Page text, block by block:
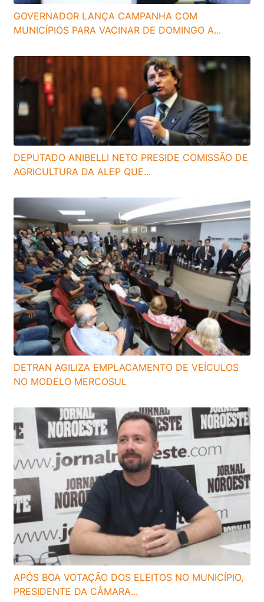
GOVERNADOR LANÇA CAMPANHA COM
MUNICÍPIOS PARA VACINAR DE DOMINGO A...
DEPUTADO ANIBELLI NETO PRESIDE COMISSÃO DE
AGRICULTURA DA ALEP QUE...
DETRAN AGILIZA EMPLACAMENTO DE VEÍCULOS
NO MODELO MERCOSUL
APÓS BOA VOTAÇÃO DOS ELEITOS NO MUNICÍPIO,
PRESIDENTE DA CÂMARA...